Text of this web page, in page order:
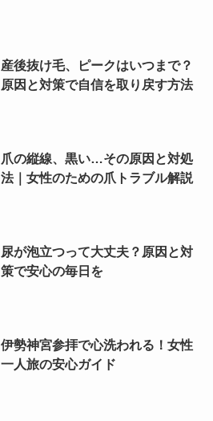
産後抜け毛、ピークはいつまで？
原因と対策で自信を取り戻す方法
爪の縦線、黒い…その原因と対処
法｜女性のための爪トラブル解説
尿が泡立つって大丈夫？原因と対
策で安心の毎日を
伊勢神宮参拝で心洗われる！女性
一人旅の安心ガイド